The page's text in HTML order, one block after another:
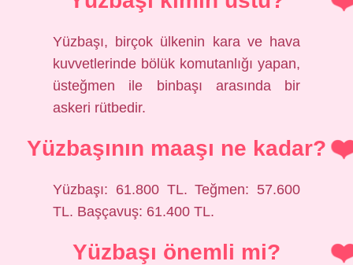
Yüzbaşı, birçok ülkenin kara ve hava
kuvvetlerinde bölük komutanlığı yapan,
üsteğmen ile binbaşı arasında bir
askeri rütbedir.
Yüzbaşının maaşı ne kadar?
Yüzbaşı: 61.800 TL. Teğmen: 57.600
TL. Başçavuş: 61.400 TL.
Yüzbaşı önemli mi?